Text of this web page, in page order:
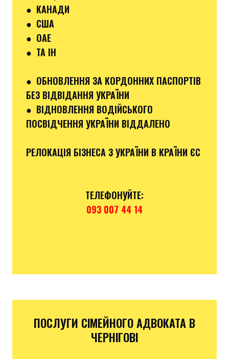
● КАНАДИ
● США
● ОАЕ
● ТА ІН
● ОБНОВЛЕННЯ ЗА КОРДОННИХ ПАСПОРТІВ
БЕЗ ВІДВІДАННЯ УКРАЇНИ
● ВІДНОВЛЕННЯ ВОДІЙСЬКОГО
ПОСВІДЧЕННЯ УКРАЇНИ ВІДДАЛЕНО
РЕЛОКАЦІЯ БІЗНЕСА З УКРАЇНИ В КРАЇНИ ЄС
ТЕЛЕФОНУЙТЕ:
093 007 44 14
ПОСЛУГИ СІМЕЙНОГО АДВОКАТА В
ЧЕРНІГОВІ